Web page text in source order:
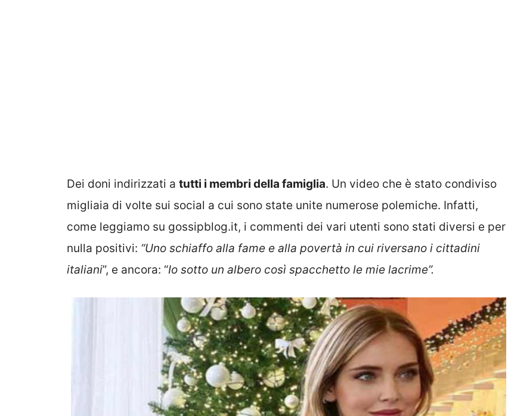
Dei doni indirizzati a tutti i membri della famiglia. Un video che è stato condiviso
migliaia di volte sui social a cui sono state unite numerose polemiche. Infatti,
come leggiamo su gossipblog.it, i commenti dei vari utenti sono stati diversi e per
nulla positivi: “Uno schiaffo alla fame e alla povertà in cui riversano i cittadini
italiani”, e ancora: “Io sotto un albero così spacchetto le mie lacrime”.